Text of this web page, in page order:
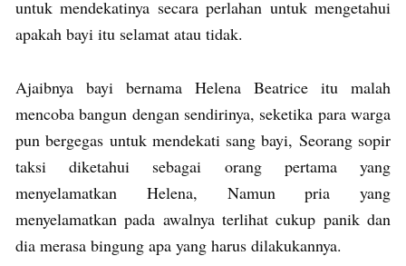
untuk mendekatinya secara perlahan untuk mengetahui
apakah bayi itu selamat atau tidak.
Ajaibnya bayi bernama Helena Beatrice itu malah
mencoba bangun dengan sendirinya, seketika para warga
pun bergegas untuk mendekati sang bayi, Seorang sopir
taksi diketahui sebagai orang pertama yang
menyelamatkan Helena, Namun pria yang
menyelamatkan pada awalnya terlihat cukup panik dan
dia merasa bingung apa yang harus dilakukannya.